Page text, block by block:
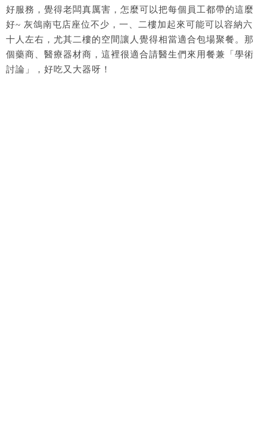
好服務，覺得老闆真厲害，怎麼可以把每個員工都帶的這麼
好~ 灰鴿南屯店座位不少，一、二樓加起來可能可以容納六
十人左右，尤其二樓的空間讓人覺得相當適合包場聚餐。那
個藥商、醫療器材商，這裡很適合請醫生們來用餐兼「學術
討論」，好吃又大器呀！